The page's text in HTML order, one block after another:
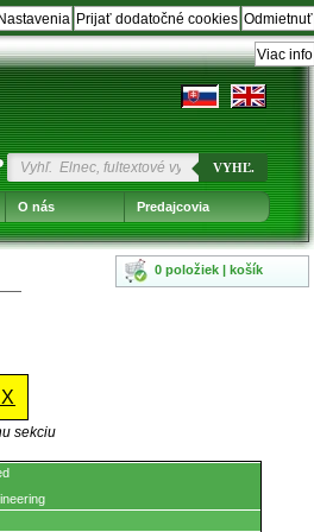
Odmietnuť
Prijať dodatočné cookies
Nastavenia
Viac info
VYHĽ.
O nás Predajcovia
0 položiek | košík
sekciu